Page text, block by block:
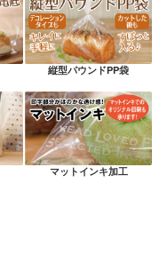
縦型パウンドPP袋
マットインキ加工